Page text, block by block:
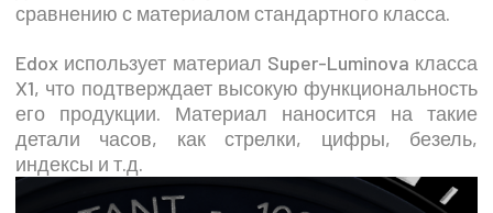
сравнению с материалом стандартного класса.
Edox использует материал Super-Luminova класса
X1, что подтверждает высокую функциональность
его продукции. Материал наносится на такие
детали часов, как стрелки, цифры, безель,
индексы и т.д.